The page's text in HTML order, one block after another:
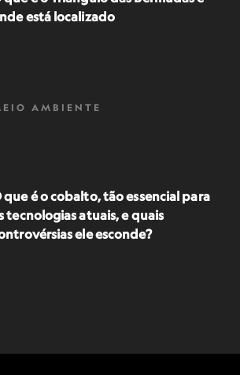
está localizado
AMBIENTE
que é o cobalto, tão essencial para
tecnologias atuais, e quais
ele esconde?